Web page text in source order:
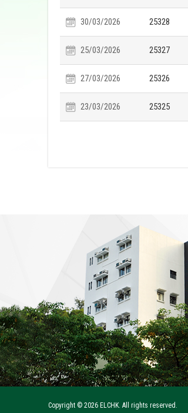
30/03/2026 25328
25/03/2026 25327
27/03/2026 25326
23/03/2026 25325
Copyright © 2026 ELCHK. All rights reserved.